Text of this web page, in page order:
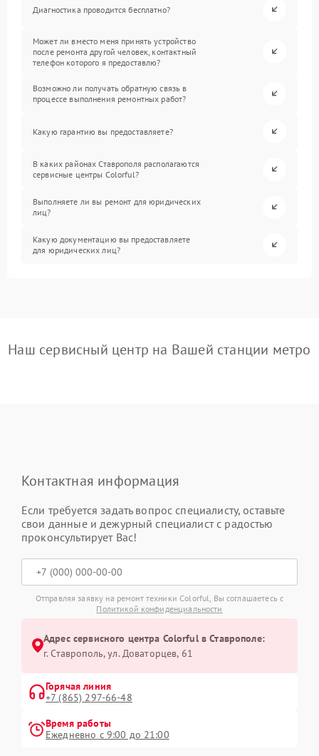
Диагностика проводится бесплатно?
Может ли вместо меня принять устройство
после ремонта другой человек, контактный
телефон которого я предоставлю?
Возможно ли получать обратную связь в
процессе выполнения ремонтных работ?
Какую гарантию вы предоставляете?
В каких районах Ставрополя располагаются
сервисные центры Colorful?
Выполняете ли вы ремонт для юридических
лиц?
Какую документацию вы предоставляете
для юридических лиц?
Наш сервисный центр на Вашей станции метро
Контактная информация
Если требуется задать вопрос специалисту, оставьте
свои данные и дежурный специалист с радостью
проконсультирует Вас!
Отправляя заявку на ремонт техники Colorful, Вы соглашаетесь с
Политикой конфиденциальности
Адрес сервисного центра Colorful в Ставрополе:
г. Ставрополь, ул. Доваторцев, 61
Горячая линия
+7 (865) 297-66-48
Время работы
Ежедневно с 9:00 до 21:00